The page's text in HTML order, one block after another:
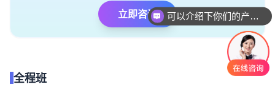
立即咨询
全程班
可以介绍下你们的产品么
你们是怎么收费的呢